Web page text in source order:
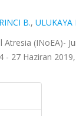
B., ULUKAYA
(INoEA)-
- 27 Haziran